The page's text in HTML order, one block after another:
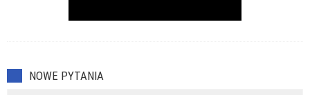
NOWE PYTANIA